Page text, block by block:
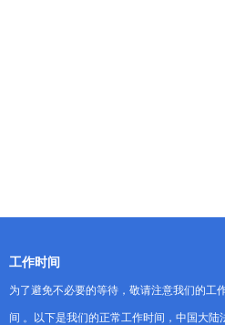
工作时间
为了避免不必要的等待，敬请注意我们的工
间 。以下是我们的正常工作时间，中国大陆